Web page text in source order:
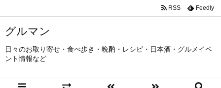
グルマン
日々のお取り寄せ・食べ歩き・晩酌・レシピ・日本酒・グルメイベ
ント情報など
RSS Feedly